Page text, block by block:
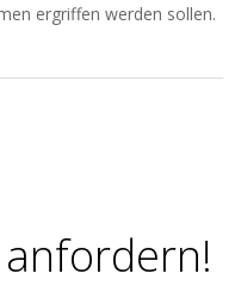
ergriffen werden sollen.